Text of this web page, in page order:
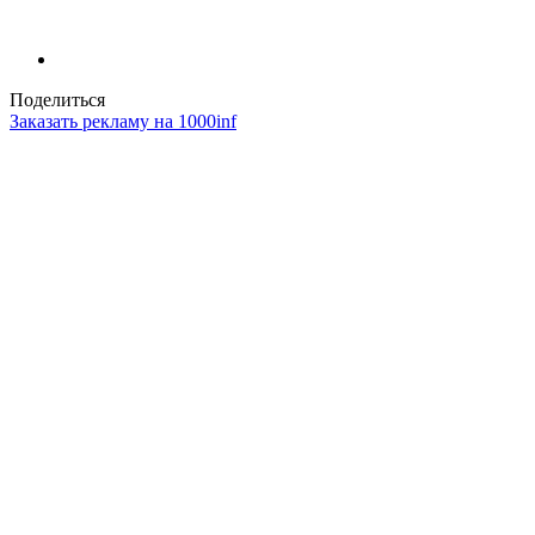
Поделиться
Заказать рекламу на 1000inf